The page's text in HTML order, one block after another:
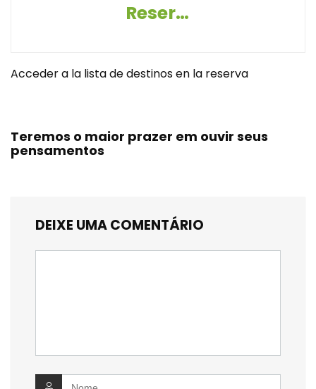
Reserva destinos
Acceder a la lista de destinos en la reserva
Teremos o maior prazer em ouvir seus
pensamentos
DEIXE UMA COMENTÁRIO